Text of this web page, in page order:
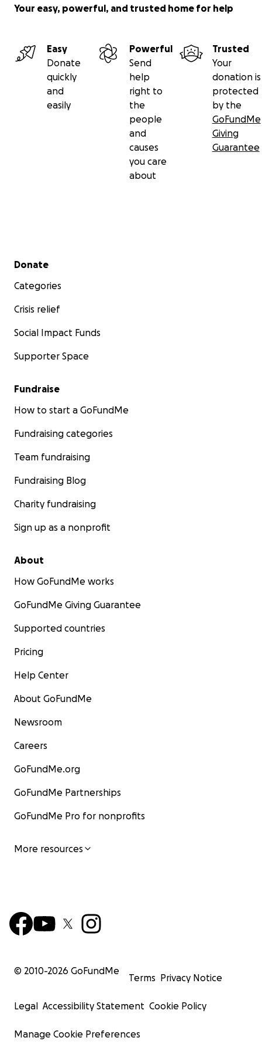
Your easy, powerful, and trusted home for help
Easy
Donate
quickly
and
easily
Powerful
Send
help
right to
the
people
and
causes
you care
about
Trusted
Your
donation is
protected
by the
GoFundMe
Giving
Guarantee
Secondary menu
Donate
Categories
Crisis relief
Social Impact Funds
Supporter Space
Fundraise
How to start a GoFundMe
Fundraising categories
Team fundraising
Fundraising Blog
Charity fundraising
Sign up as a nonprofit
About
How GoFundMe works
GoFundMe Giving Guarantee
Supported countries
Pricing
Help Center
About GoFundMe
Newsroom
Careers
GoFundMe.org
GoFundMe Partnerships
GoFundMe Pro for nonprofits
More resources
© 2010-2026 GoFundMe
Terms Privacy Notice
Legal Accessibility Statement Cookie Policy
Manage Cookie Preferences